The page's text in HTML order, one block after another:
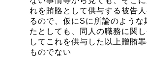
れを賄賂として供与する被告
るので、仮にSに所論のような
たとしても、同人の職務に関
してこれを供与した以上贈賄
ものでない